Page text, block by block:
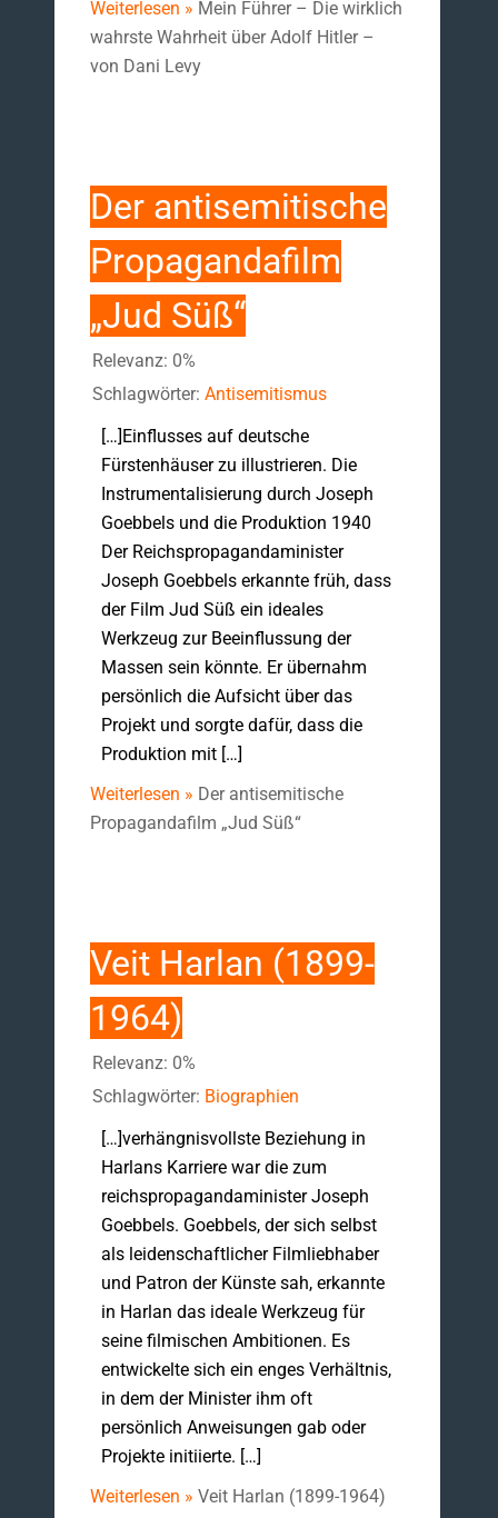
Weiterlesen » Mein Führer – Die wirklich
wahrste Wahrheit über Adolf Hitler –
von Dani Levy
Der antisemitische
Propagandafilm
„Jud Süß“
Relevanz: 0%
Schlagwörter: Antisemitismus
[…]Einflusses auf deutsche
Fürstenhäuser zu illustrieren. Die
Instrumentalisierung durch Joseph
Goebbels und die Produktion 1940
Der Reichspropagandaminister
Joseph Goebbels erkannte früh, dass
der Film Jud Süß ein ideales
Werkzeug zur Beeinflussung der
Massen sein könnte. Er übernahm
persönlich die Aufsicht über das
Projekt und sorgte dafür, dass die
Produktion mit […]
Weiterlesen » Der antisemitische
Propagandafilm „Jud Süß“
Veit Harlan (1899-
1964)
Relevanz: 0%
Schlagwörter: Biographien
[…]verhängnisvollste Beziehung in
Harlans Karriere war die zum
reichspropagandaminister Joseph
Goebbels. Goebbels, der sich selbst
als leidenschaftlicher Filmliebhaber
und Patron der Künste sah, erkannte
in Harlan das ideale Werkzeug für
seine filmischen Ambitionen. Es
entwickelte sich ein enges Verhältnis,
in dem der Minister ihm oft
persönlich Anweisungen gab oder
Projekte initiierte. […]
Weiterlesen » Veit Harlan (1899-1964)